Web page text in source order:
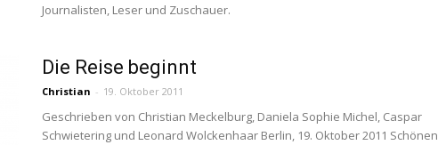
Journalisten, Leser und Zuschauer.
Die Reise beginnt
Christian - 19. Oktober 2011
Geschrieben von Christian Meckelburg, Daniela Sophie Michel, Caspar
Schwietering und Leonard Wolckenhaar Berlin, 19. Oktober 2011 Schönen